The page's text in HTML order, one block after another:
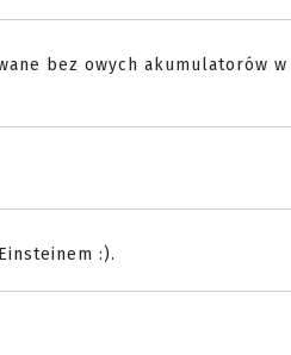
bez owych akumulatorów
:).